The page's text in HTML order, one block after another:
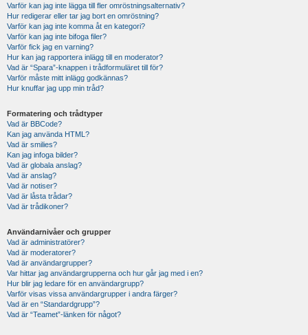
Varför kan jag inte lägga till fler omröstningsalternativ?
Hur redigerar eller tar jag bort en omröstning?
Varför kan jag inte komma åt en kategori?
Varför kan jag inte bifoga filer?
Varför fick jag en varning?
Hur kan jag rapportera inlägg till en moderator?
Vad är “Spara”-knappen i trådformuläret till för?
Varför måste mitt inlägg godkännas?
Hur knuffar jag upp min tråd?
Formatering och trådtyper
Vad är BBCode?
Kan jag använda HTML?
Vad är smilies?
Kan jag infoga bilder?
Vad är globala anslag?
Vad är anslag?
Vad är notiser?
Vad är låsta trådar?
Vad är trådikoner?
Användarnivåer och grupper
Vad är administratörer?
Vad är moderatorer?
Vad är användargrupper?
Var hittar jag användargrupperna och hur går jag med i en?
Hur blir jag ledare för en användargrupp?
Varför visas vissa användargrupper i andra färger?
Vad är en “Standardgrupp”?
Vad är “Teamet”-länken för något?